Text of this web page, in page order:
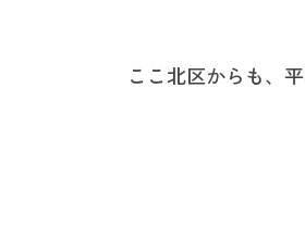
ここ北区からも、